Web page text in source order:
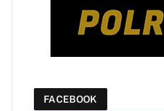
FACEBOOK